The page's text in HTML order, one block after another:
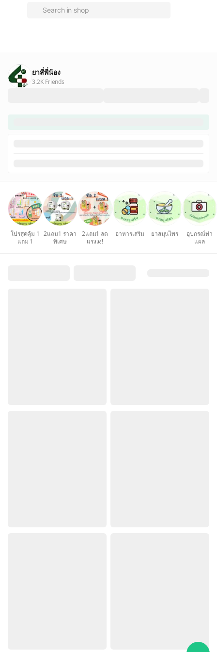
ยาสี่พี่น้อง
3.2K Friends
โปรสุดคุ้ม 1
แถม 1
2แถม1 ราคา
พิเศษ
2แถม1 ลด
แรงงง!
อาหารเสริม ยาสมุนไพร
อุปกรณ์ทำ
แผล